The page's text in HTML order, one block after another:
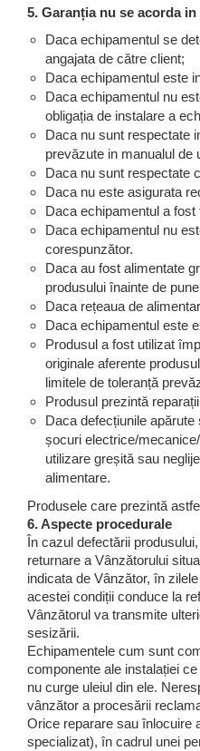
5. Garanția nu se acorda
Daca echipamentul se
angajata de către client;
Daca echipamentul este
Daca echipamentul nu
obligația de instalare a
Daca nu sunt respectate
prevăzute in manualul de
Daca nu sunt respectate
Daca nu este asigurata
Daca echipamentul a
Daca echipamentul nu
corespunzător.
Daca au fost alimentate
produsului înainte de
Daca rețeaua de
Daca echipamentul este
Produsul a fost utilizat
originale aferente
limitele de toleranță
Produsul prezintă
Daca defecțiunile
șocuri electrice/
utilizare greșită sau
alimentare.
Produsele care prezintă
6. Aspecte procedurale
În cazul defectării
returnare a Vânzătorului
indicata de Vânzător, în
acestei condiții conduce la
Vânzătorul va transmite
sesizării.
Echipamentele cum sunt
componente ale instalației
nu curge uleiul din ele.
vânzător a procesării
Orice reparare sau înlocuire
specializat), în cadrul unei